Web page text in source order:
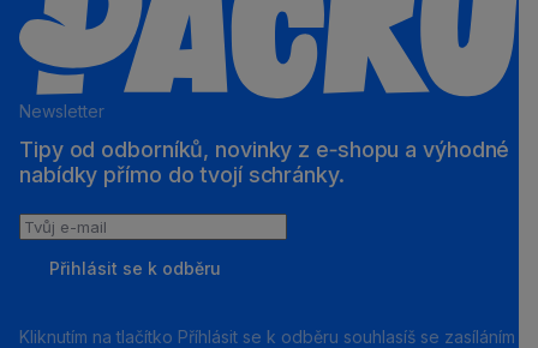
Newsletter
Tipy od odborníků, novinky z e‑shopu a výhodné
nabídky přímo do tvojí schránky.
Tvůj
Přihlásit se k odběru
Kliknutím na tlačítko Příhlásit se k odběru souhlasíš se zasíláním